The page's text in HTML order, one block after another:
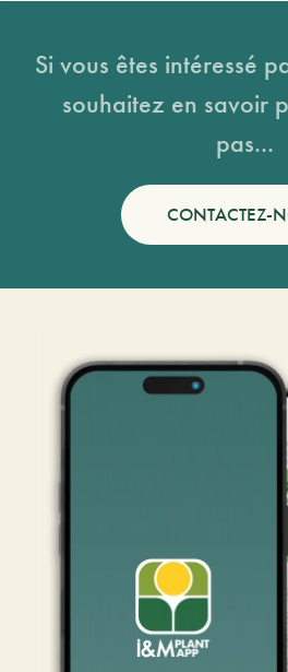
Si vous êtes intéressé
souhaitez en savoir
pas...
CONTACTEZ-